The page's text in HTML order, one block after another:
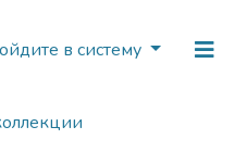
в систему
Хроника Университета и упоминания в СМИ